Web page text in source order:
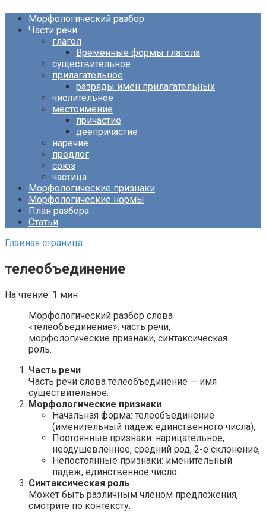
Морфологический разбор
Части речи
глагол
Временные формы глагола
существительное
прилагательное
разряды имён прилагательных
числительное
местоимение
причастие
деепричастие
наречие
предлог
союз
частица
Морфологические признаки
Морфологические нормы
План разбора
Статьи
Главная страница
телеобъединение
На чтение: 1 мин
Морфологический разбор слова
«телеобъединение»: часть речи,
морфологические признаки, синтаксическая
роль.
Часть речи
Часть речи слова телеобъединение — имя
существительное.
Морфологические признаки
Начальная форма: телеобъединение
(именительный падеж единственного числа),
Постоянные признаки: нарицательное,
неодушевлённое, средний род, 2-е склонение,
Непостоянные признаки: именительный
падеж, единственное число.
Синтаксическая роль
Может быть различным членом предложения,
смотрите по контексту.